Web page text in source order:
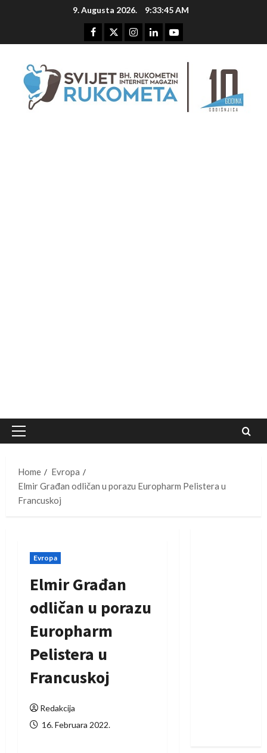
9. Augusta 2026. 9:33:45 AM
Primary
Home
Evropa
Elmir Građan odličan u porazu Europharm Pelistera u
Francuskoj
Evropa
Elmir Građan
odličan u porazu
Europharm
Pelistera u
Francuskoj
Redakcija
16. Februara 2022.